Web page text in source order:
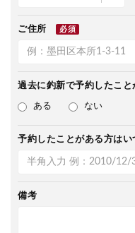
ご住所 必須
過去に釣新で予約したこと
ある ない
予約したことがある方はい
備考